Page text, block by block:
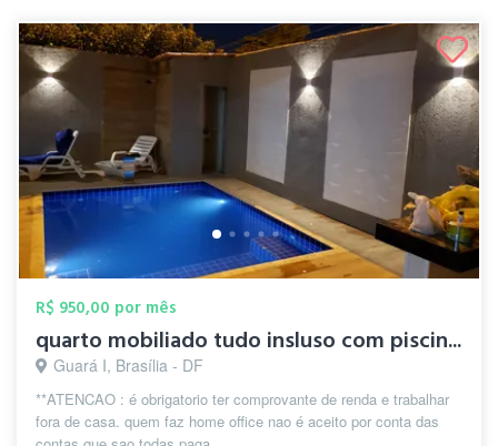
R$ 950,00 por mês
quarto mobiliado tudo insluso com piscin...
Guará I, Brasília - DF
**ATENCAO : é obrigatorio ter comprovante de renda e trabalhar
fora de casa. quem faz home office nao é aceito por conta das